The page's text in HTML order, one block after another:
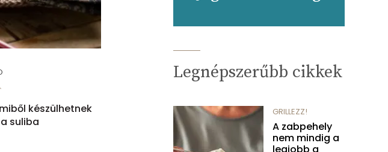
készülhetnek
suliba
Legnépszerűbb cikkek
GRILLEZZ!
A zabpehely
nem mindig a